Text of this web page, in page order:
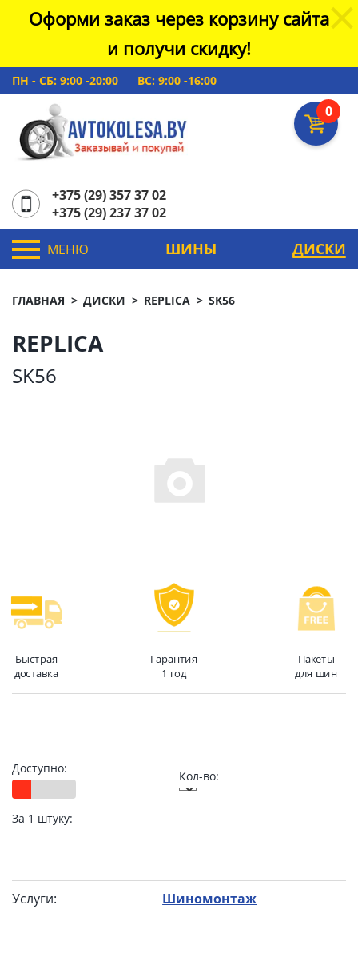
Оформи заказ через корзину сайта
и получи скидку!
ПН - СБ: 9:00 -20:00 ВС: 9:00 -16:00
0
+375 (29) 357 37 02
+375 (29) 237 37 02
МЕНЮ ШИНЫ ДИСКИ
ГЛАВНАЯ ДИСКИ REPLICA SK56
REPLICA
SK56
Быстрая
доставка
Гарантия
1 год
Пакеты
для шин
Доступно:
Кол-во:
За 1 штуку:
Услуги: Шиномонтаж